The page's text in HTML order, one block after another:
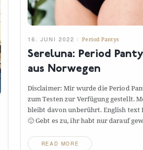
16. JUNI 2022 Period Pantys
Sereluna: Period
aus Norwegen
Disclaimer: Mir wurde die Period
zum Testen zur Verfügung gestellt.
bleibt davon unberührt. English text
🙂 Gebt es zu, ihr habt nur darauf
READ MORE